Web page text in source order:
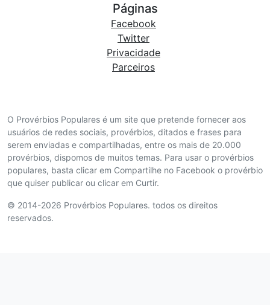
O Provérbios Populares é um site que pretende fornecer aos
usuários de redes sociais, provérbios, ditados e frases para
serem enviadas e compartilhadas, entre os mais de 20.000
provérbios, dispomos de muitos temas. Para usar o provérbios
populares, basta clicar em Compartilhe no Facebook o provérbio
que quiser publicar ou clicar em Curtir.
© 2014-2026 Provérbios Populares. todos os direitos
reservados.
Páginas
Facebook
Twitter
Privacidade
Parceiros